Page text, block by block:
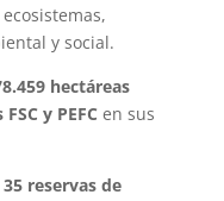
y social.
hectáreas
y PEFC en sus
35 reservas de